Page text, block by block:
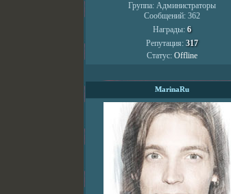
Группа: Администраторы
Сообщений: 362
Награды: 6
Репутация: 317
Статус: Offline
MarinaRu